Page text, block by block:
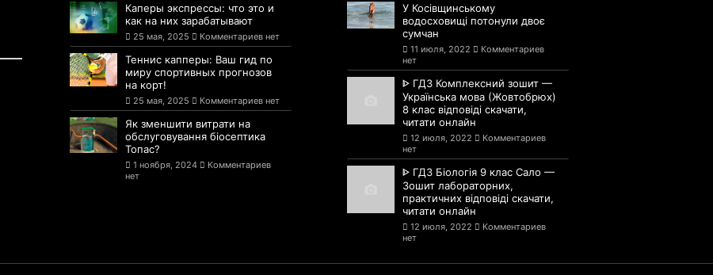
Каперы экспрессы: что это и
как на них зарабатывают
25 мая, 2025 Комментариев нет
Теннис капперы: Ваш гид по
миру спортивных прогнозов
на корт!
25 мая, 2025 Комментариев нет
Як зменшити витрати на
обслуговування біосептика
Топас?
1 ноября, 2024
Комментариев
нет
У Косівщинському
водосховищі потонули двоє
сумчан
11 июля, 2022
Комментариев
нет
ᐈ ГДЗ Комплексний зошит —
Українська мова (Жовтобрюх)
8 клас відповіді скачати,
читати онлайн
12 июля, 2022
Комментариев
нет
ᐈ ГДЗ Біологія 9 клас Сало —
Зошит лабораторних,
практичних відповіді скачати,
читати онлайн
12 июля, 2022
Комментариев
нет